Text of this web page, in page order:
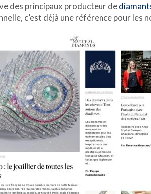
des principaux producteur de
c’est déjà une référence pour les